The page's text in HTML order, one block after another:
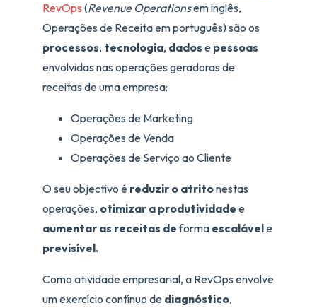
RevOps (Revenue Operationsem inglês,
Operações de Receita em português) são os
processos, tecnologia, dados e pessoas
envolvidas nas operações geradoras de
receitas de uma empresa:
Operações de Marketing
Operações de Venda
Operações de Serviço ao Cliente
O seu objectivo é reduzir o atritonestas
operações, otimizar a produtividade e
aumentar as receitas deforma escalávele
previsível.
Como atividade empresarial, a RevOps envolve
um exercício contínuo de diagnóstico,